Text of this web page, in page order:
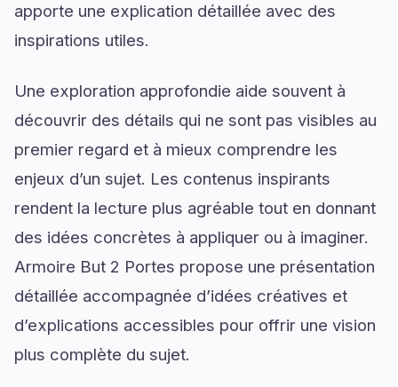
apporte une explication détaillée avec des
inspirations utiles.
Une exploration approfondie aide souvent à
découvrir des détails qui ne sont pas visibles au
premier regard et à mieux comprendre les
enjeux d’un sujet. Les contenus inspirants
rendent la lecture plus agréable tout en donnant
des idées concrètes à appliquer ou à imaginer.
Armoire But 2 Portes propose une présentation
détaillée accompagnée d’idées créatives et
d’explications accessibles pour offrir une vision
plus complète du sujet.